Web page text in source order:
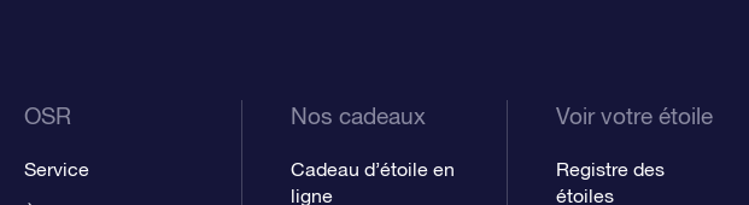
OSR
Service
Nos cadeaux
Cadeau d’étoile en
ligne
Voir votre étoile
Registre des
étoiles